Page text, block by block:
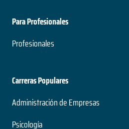
Para Profesionales
Profesionales
Carreras Populares
Administración de Empresas
Psicología